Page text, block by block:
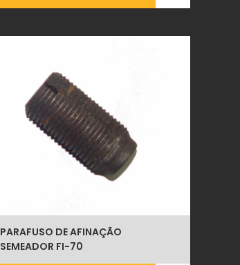
PARAFUSO DE AFINAÇÃO
SEMEADOR FI-70